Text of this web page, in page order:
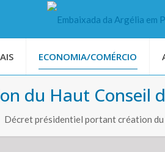
ECONOMIA/COMÉRCIO
du Haut Conseil
Décret présidentiel portant création